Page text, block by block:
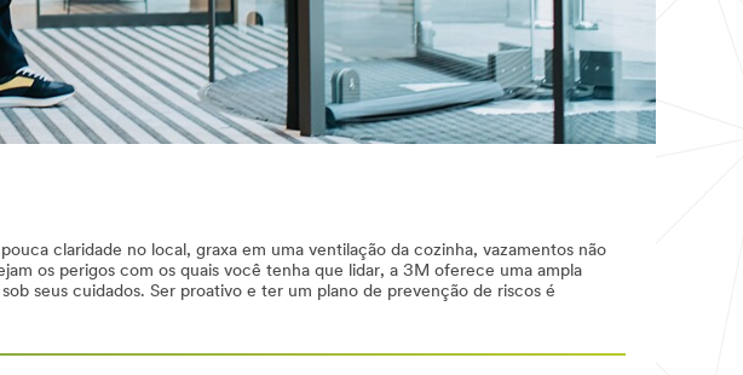
claridade no local, graxa em uma ventilação da cozinha, vazamentos não
os perigos com os quais você tenha que lidar, a 3M oferece uma ampla
seus cuidados. Ser proativo e ter um plano de prevenção de riscos é